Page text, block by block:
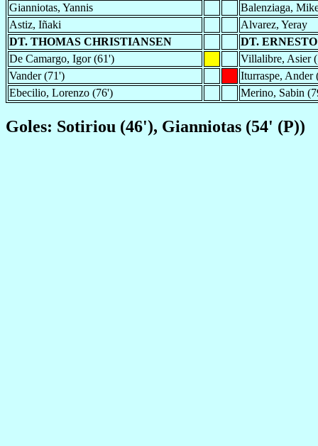
Gianniotas, Yannis
Balenziaga,
Astiz, Iñaki
Alvarez, Yeray
DT. THOMAS CHRISTIANSEN
DT.
De Camargo, Igor (61')
Villalibre, Asier
Vander (71')
Iturraspe,
Ebecilio, Lorenzo (76')
Merino, Sabin
Goles: Sotiriou (46'), Gianniotas (54' (P))